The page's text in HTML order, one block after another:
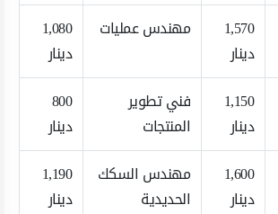
1,570
دينار
مهندس عمليات
1,080
دينار
1,150
دينار
فني تطوير
المنتجات
800
دينار
1,600
دينار
مهندس السكك
الحديدية
1,190
دينار